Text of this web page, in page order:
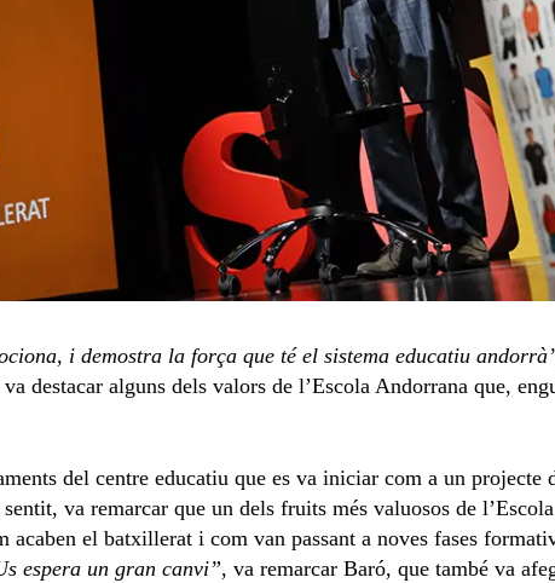
i demostra la força que té el sistema educatiu
destacar alguns dels valors de l’Escola Andorrana que,
del centre educatiu que es va iniciar com a un projecte
va remarcar que un dels fruits més valuosos de
acaben el batxillerat i com van passant a noves fases
espera un gran canvi”, va remarcar Baró, que també va